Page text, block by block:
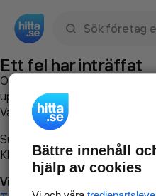
Ett fel har inträffat
Om du vill kan du
uppstod så att vi lättare och
Vänligen försök med följande:
Surfa till
Klicka påTillbaka-knappen i
Vi beklagar besväret!
Bättre innehåll
hjälp av cookies